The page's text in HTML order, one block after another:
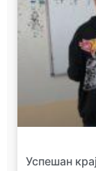
Успешан